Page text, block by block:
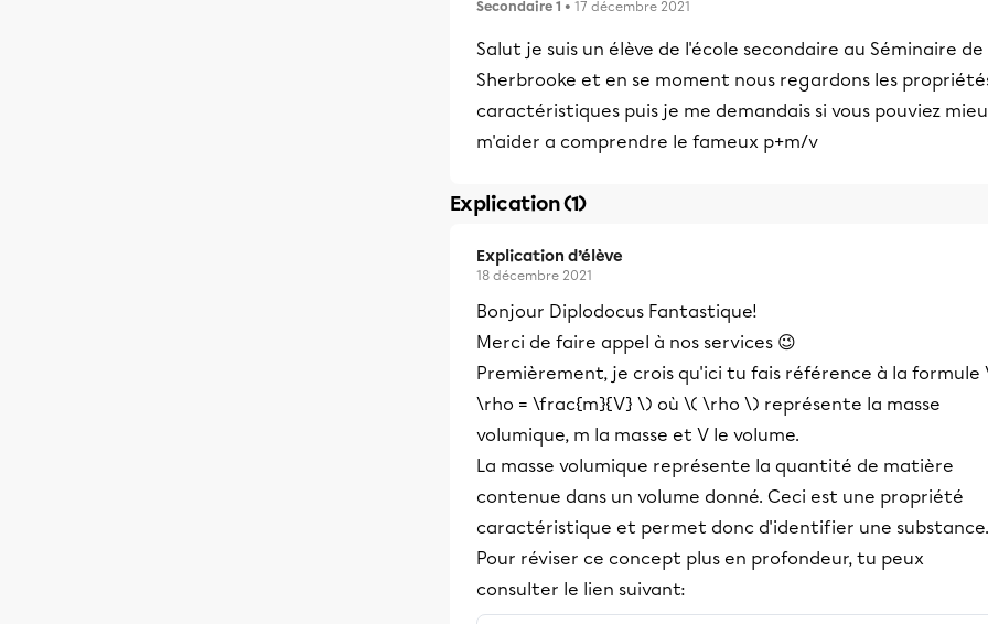
Secondaire 1 • 17 décembre 2021
Salut je suis un élève de l'école secondaire au Séminaire de
Sherbrooke et en se moment nous regardons les
caractéristiques puis je me demandais si vous pouviez
m'aider a comprendre le fameux p+m/v
Explication (1)
Explication d’élève
18 décembre 2021
Bonjour Diplodocus Fantastique!
Merci de faire appel à nos services 😉
Premièrement, je crois qu'ici tu fais référence à la formule
\rho = \frac{m}{V} \) où \( \rho \) représente la masse
volumique, m la masse et V le volume.
La masse volumique représente la quantité de matière
contenue dans un volume donné. Ceci est une propriété
caractéristique et permet donc d'identifier une substance.
Pour réviser ce concept plus en profondeur, tu peux
consulter le lien suivant: